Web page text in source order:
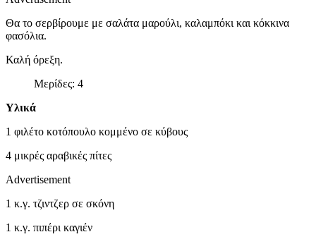
Θα το σερβίρουμε με σαλάτα μαρούλι, καλαμπόκι και κόκκινα
φασόλια.
Καλή όρεξη.
Μερίδες: 4
Υλικά
1 φιλέτο κοτόπουλο κομμένο σε κύβους
4 μικρές αραβικές πίτες
Advertisement
1 κ.γ. τζιντζερ σε σκόνη
1 κ.γ. πιπέρι καγιέν